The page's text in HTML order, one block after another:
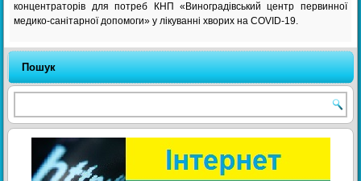
концентраторів для потреб КНП «Виноградівський центр первинної
медико-санітарної допомоги» у лікуванні хворих на COVID-19.
Пошук